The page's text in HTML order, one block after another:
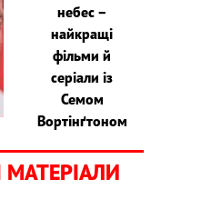
небес –
найкращі
фільми й
серіали із
Семом
Вортінґтоном